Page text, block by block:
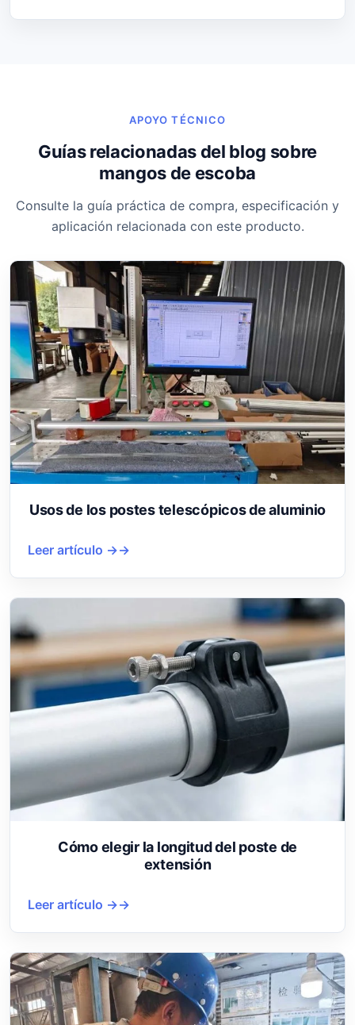
APOYO TÉCNICO
Guías relacionadas del blog sobre
mangos de escoba
Consulte la guía práctica de compra, especificación y
aplicación relacionada con este producto.
Usos de los postes telescópicos de aluminio
Leer artículo →
Cómo elegir la longitud del poste de
extensión
Leer artículo →